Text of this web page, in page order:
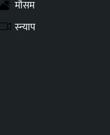
मौसम
स्न्याप